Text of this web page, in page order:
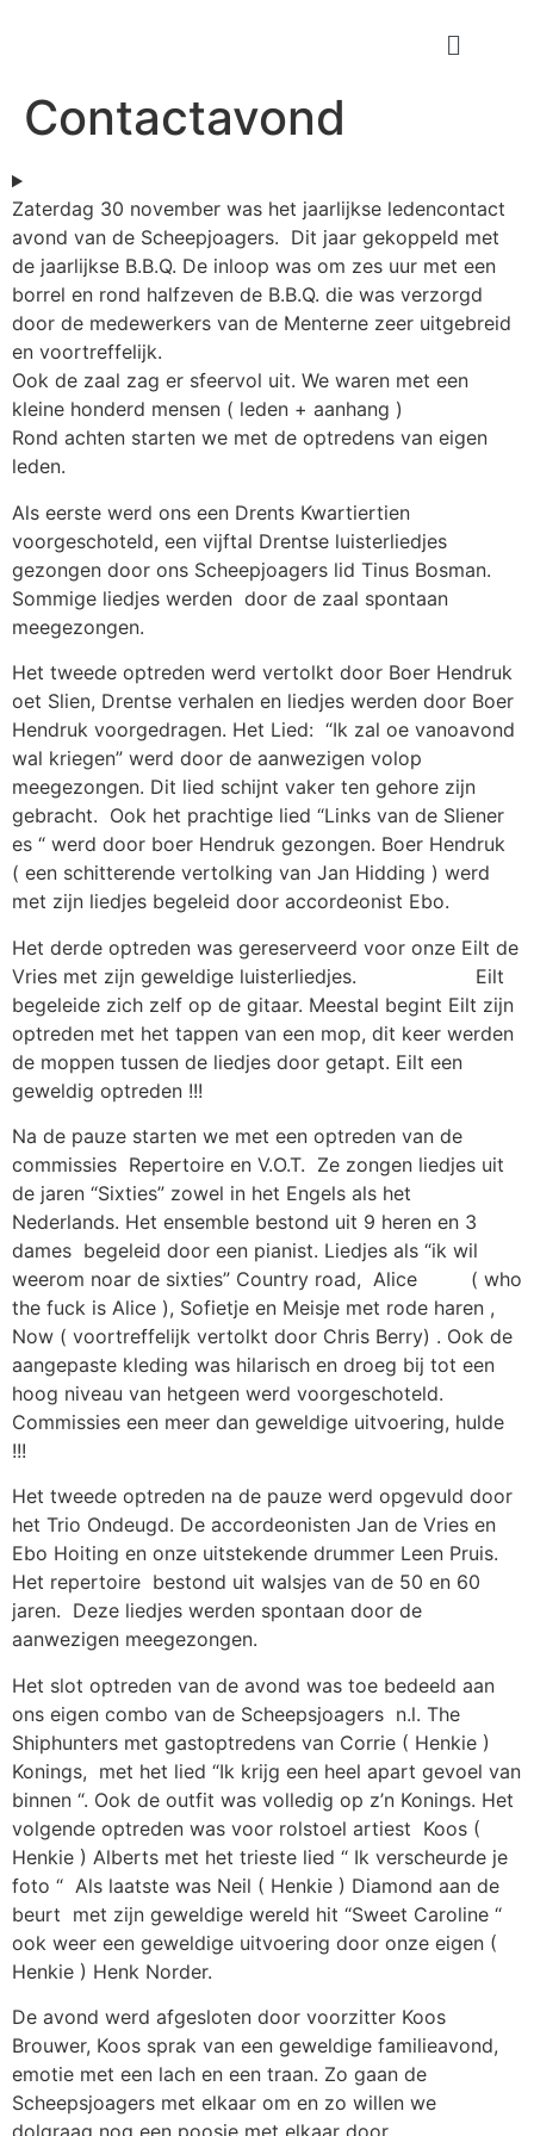
Contactavond
Zaterdag 30 november was het jaarlijkse ledencontact
avond van de Scheepjoagers. Dit jaar gekoppeld met
de jaarlijkse B.B.Q. De inloop was om zes uur met een
borrel en rond halfzeven de B.B.Q. die was verzorgd
door de medewerkers van de Menterne zeer uitgebreid
en voortreffelijk.
Ook de zaal zag er sfeervol uit. We waren met een
kleine honderd mensen ( leden + aanhang )
Rond achten starten we met de optredens van eigen
leden.
Als eerste werd ons een Drents Kwartiertien
voorgeschoteld, een vijftal Drentse luisterliedjes
gezongen door ons Scheepjoagers lid Tinus Bosman.
Sommige liedjes werden door de zaal spontaan
meegezongen.
Het tweede optreden werd vertolkt door Boer Hendruk
oet Slien, Drentse verhalen en liedjes werden door Boer
Hendruk voorgedragen. Het Lied: “Ik zal oe vanoavond
wal kriegen” werd door de aanwezigen volop
meegezongen. Dit lied schijnt vaker ten gehore zijn
gebracht. Ook het prachtige lied “Links van de Sliener
es “ werd door boer Hendruk gezongen. Boer Hendruk
( een schitterende vertolking van Jan Hidding ) werd
met zijn liedjes begeleid door accordeonist Ebo.
Het derde optreden was gereserveerd voor onze Eilt de
Vries met zijn geweldige luisterliedjes. Eilt
begeleide zich zelf op de gitaar. Meestal begint Eilt zijn
optreden met het tappen van een mop, dit keer werden
de moppen tussen de liedjes door getapt. Eilt een
geweldig optreden !!!
Na de pauze starten we met een optreden van de
commissies Repertoire en V.O.T. Ze zongen liedjes uit
de jaren “Sixties” zowel in het Engels als het
Nederlands. Het ensemble bestond uit 9 heren en 3
dames begeleid door een pianist. Liedjes als “ik wil
weerom noar de sixties” Country road, Alice ( who
the fuck is Alice ), Sofietje en Meisje met rode haren ,
Now ( voortreffelijk vertolkt door Chris Berry) . Ook de
aangepaste kleding was hilarisch en droeg bij tot een
hoog niveau van hetgeen werd voorgeschoteld.
Commissies een meer dan geweldige uitvoering, hulde
!!!
Het tweede optreden na de pauze werd opgevuld door
het Trio Ondeugd. De accordeonisten Jan de Vries en
Ebo Hoiting en onze uitstekende drummer Leen Pruis.
Het repertoire bestond uit walsjes van de 50 en 60
jaren. Deze liedjes werden spontaan door de
aanwezigen meegezongen.
Het slot optreden van de avond was toe bedeeld aan
ons eigen combo van de Scheepsjoagers n.l. The
Shiphunters met gastoptredens van Corrie ( Henkie )
Konings, met het lied “Ik krijg een heel apart gevoel van
binnen “. Ook de outfit was volledig op z’n Konings. Het
volgende optreden was voor rolstoel artiest Koos (
Henkie ) Alberts met het trieste lied “ Ik verscheurde je
foto “ Als laatste was Neil ( Henkie ) Diamond aan de
beurt met zijn geweldige wereld hit “Sweet Caroline “
ook weer een geweldige uitvoering door onze eigen (
Henkie ) Henk Norder.
De avond werd afgesloten door voorzitter Koos
Brouwer, Koos sprak van een geweldige familieavond,
emotie met een lach en een traan. Zo gaan de
Scheepsjoagers met elkaar om en zo willen we